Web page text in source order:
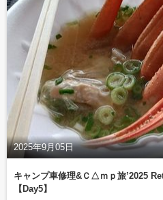
2025年9月05日
キャンプ車修理&Ｃ△ｍｐ旅’2025
【Day5】